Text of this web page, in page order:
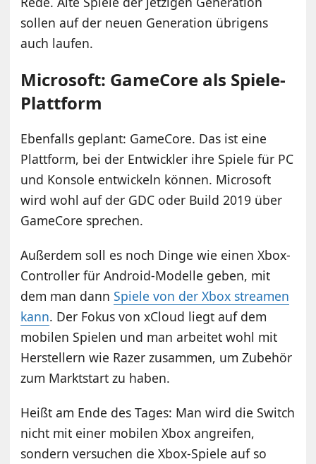
sollen auf der neuen Generation übrigens
auch laufen.
Microsoft: GameCore als Spiele-
Plattform
Ebenfalls geplant: GameCore. Das ist eine
Plattform, bei der Entwickler ihre Spiele für PC
und Konsole entwickeln können. Microsoft
wird wohl auf der GDC oder Build 2019 über
GameCore sprechen.
Außerdem soll es noch Dinge wie einen Xbox-
Controller für Android-Modelle geben, mit
dem man dannSpiele von der Xbox streamen
kann. Der Fokus von xCloud liegt auf dem
mobilen Spielen und man arbeitet wohl mit
Herstellern wie Razer zusammen, um Zubehör
zum Marktstart zu haben.
Heißt am Ende des Tages: Man wird die Switch
nicht mit einer mobilen Xbox angreifen,
sondern versuchen die Xbox-Spiele auf so